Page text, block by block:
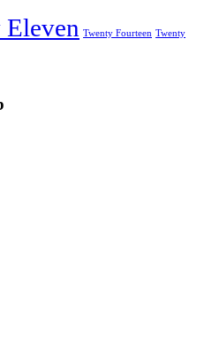
Twenty Fourteen Twenty